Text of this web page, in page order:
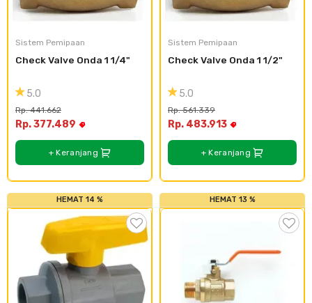
Sistem Pemipaan
Check Valve Onda 1 1/4"
5.0
Rp. 441.662
Rp. 377.489
+ Keranjang
Sistem Pemipaan
Check Valve Onda 1 1/2"
5.0
Rp. 561.339
Rp. 483.913
+ Keranjang
HEMAT 14 % HEMAT 13 %